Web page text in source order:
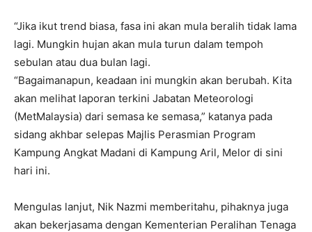
“Jika ikut trend biasa, fasa ini akan mula beralih tidak lama
lagi. Mungkin hujan akan mula turun dalam tempoh
sebulan atau dua bulan lagi.
“Bagaimanapun, keadaan ini mungkin akan berubah. Kita
akan melihat laporan terkini Jabatan Meteorologi
(MetMalaysia) dari semasa ke semasa,” katanya pada
sidang akhbar selepas Majlis Perasmian Program
Kampung Angkat Madani di Kampung Aril, Melor di sini
hari ini.
Mengulas lanjut, Nik Nazmi memberitahu, pihaknya juga
akan bekerjasama dengan Kementerian Peralihan Tenaga